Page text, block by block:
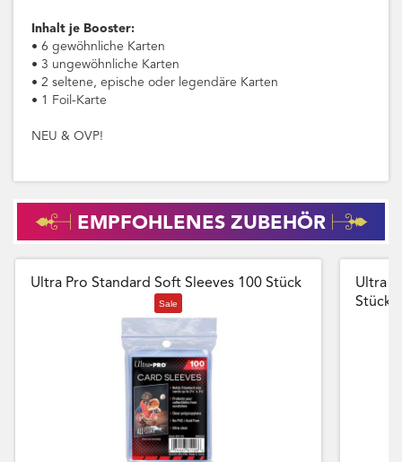
Inhalt je Booster:
• 6 gewöhnliche Karten
• 3 ungewöhnliche Karten
• 2 seltene, epische oder legendäre Karten
• 1 Foil-Karte
NEU & OVP!
EMPFOHLENES ZUBEHÖR
Ultra Pro Standard Soft Sleeves 100 Stück
Sale
Ultra
Stück